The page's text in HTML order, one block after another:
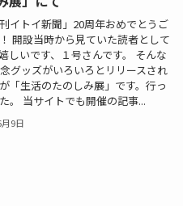
刊イトイ新聞」20周年おめでとうご
開設当時から見ていた読者として
しいです、１号さんです。 そんな
グッズがいろいろとリリースされ
「生活のたのしみ展」です。行っ
。 当サイトでも開催の記事...
9日